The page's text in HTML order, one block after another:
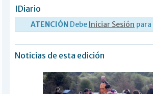
IDiario
ATENCIÓN Debe Iniciar Sesión
Noticias de esta edición